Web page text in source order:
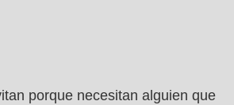
porque necesitan alguien que